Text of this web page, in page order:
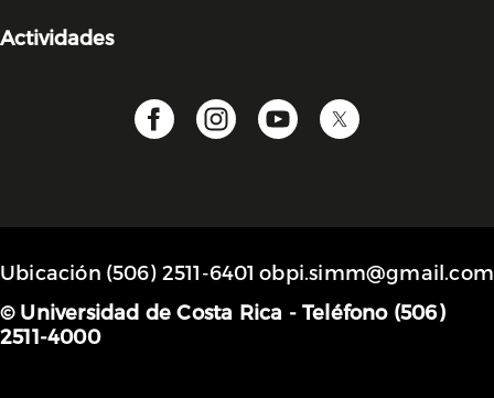
Actividades
Ubicación (506) 2511-6401 obpi.simm@gmail.com
© Universidad de Costa Rica - Teléfono (506)
2511-4000